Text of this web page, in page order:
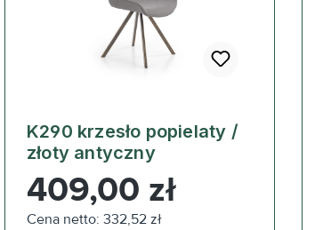
K290 krzesło popielaty /
złoty antyczny
Cena regularna:
409,00 zł
Cena netto: 332,52 zł